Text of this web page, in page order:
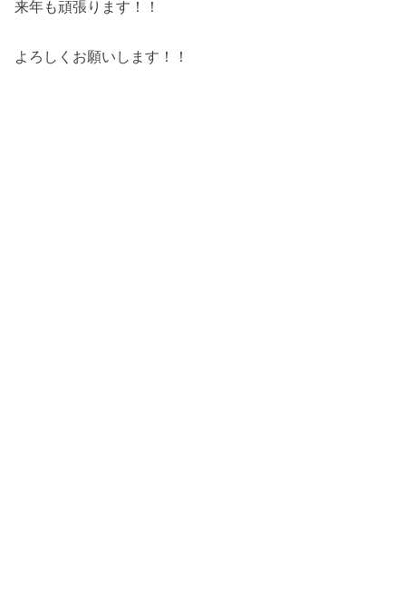
来年も頑張ります！！
よろしくお願いします！！